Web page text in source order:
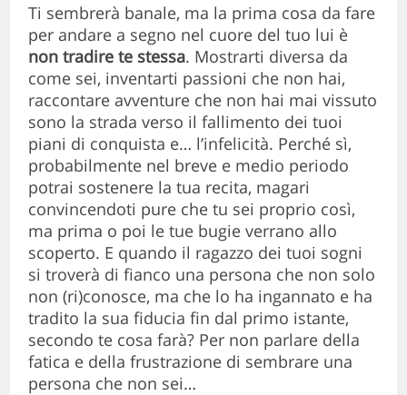
Ti sembrerà banale, ma la prima cosa da fare
per andare a segno nel cuore del tuo lui è
non tradire te stessa. Mostrarti diversa da
come sei, inventarti passioni che non hai,
raccontare avventure che non hai mai vissuto
sono la strada verso il fallimento dei tuoi
piani di conquista e… l’infelicità. Perché sì,
probabilmente nel breve e medio periodo
potrai sostenere la tua recita, magari
convincendoti pure che tu sei proprio così,
ma prima o poi le tue bugie verrano allo
scoperto. E quando il ragazzo dei tuoi sogni
si troverà di fianco una persona che non solo
non (ri)conosce, ma che lo ha ingannato e ha
tradito la sua fiducia fin dal primo istante,
secondo te cosa farà? Per non parlare della
fatica e della frustrazione di sembrare una
persona che non sei…